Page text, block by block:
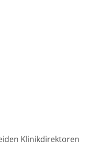
Klinikdirektoren